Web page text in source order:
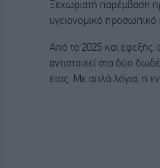
Ξεχωριστή παρέμβαση
υγειονομικό προσωπικό
Από το 2025 και εφεξής,
αντιστοιχεί στα δύο
έτος. Με απλά λόγια, η